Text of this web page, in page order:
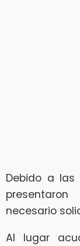
Debido a las
necesario
Al lugar